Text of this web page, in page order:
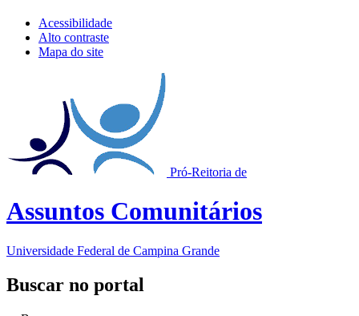
Acessibilidade
Alto contraste
Mapa do site
Pró-Reitoria de
Assuntos Comunitários
Universidade Federal de Campina Grande
Buscar no portal